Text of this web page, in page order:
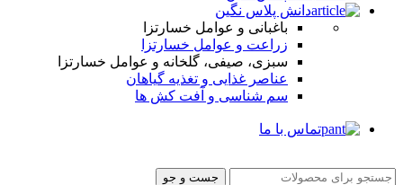
دانش پلاس نگین
باغبانی و عوامل خسارتزا
زراعت و عوامل خسارتزا
سبزی، صیفی، گلخانه و عوامل خسارتزا
عناصر غذایی و تغذیه گیاهان
سم شناسی و آفت کش ها
تماس با ما
جست و جو